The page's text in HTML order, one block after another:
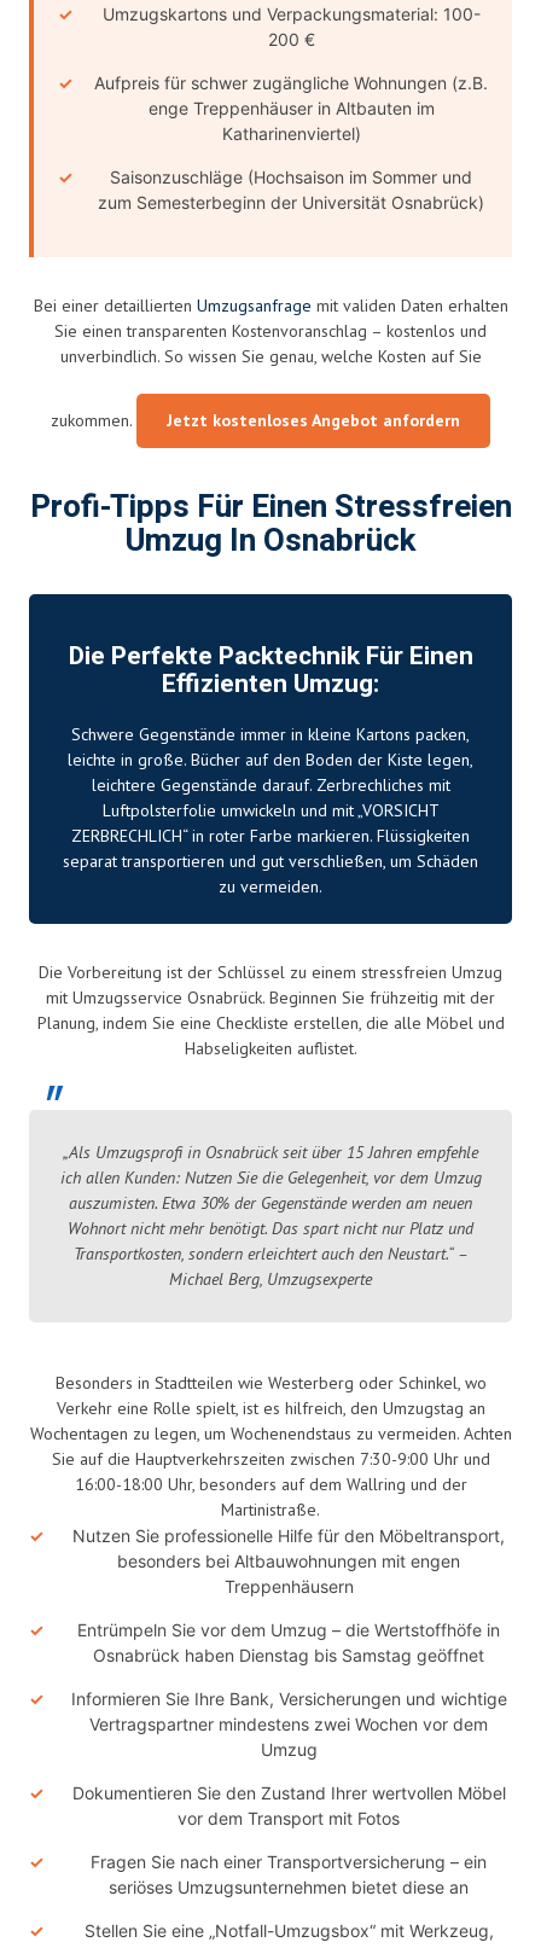
Umzugskartons und Verpackungsmaterial: 100-
200 €
Aufpreis für schwer zugängliche Wohnungen (z.B.
enge Treppenhäuser in Altbauten im
Katharinenviertel)
Saisonzuschläge (Hochsaison im Sommer und
zum Semesterbeginn der Universität Osnabrück)
Bei einer detaillierten Umzugsanfrage mit validen Daten erhalten
Sie einen transparenten Kostenvoranschlag – kostenlos und
unverbindlich. So wissen Sie genau, welche Kosten auf Sie
zukommen. Jetzt kostenloses Angebot anfordern
Profi-Tipps Für Einen Stressfreien
Umzug In Osnabrück
Die Perfekte Packtechnik Für Einen
Effizienten Umzug:
Schwere Gegenstände immer in kleine Kartons packen,
leichte in große. Bücher auf den Boden der Kiste legen,
leichtere Gegenstände darauf. Zerbrechliches mit
Luftpolsterfolie umwickeln und mit „VORSICHT
ZERBRECHLICH“ in roter Farbe markieren. Flüssigkeiten
separat transportieren und gut verschließen, um Schäden
zu vermeiden.
Die Vorbereitung ist der Schlüssel zu einem stressfreien Umzug
mit Umzugsservice Osnabrück. Beginnen Sie frühzeitig mit der
Planung, indem Sie eine Checkliste erstellen, die alle Möbel und
Habseligkeiten auflistet.
„Als Umzugsprofi in Osnabrück seit über 15 Jahren empfehle
ich allen Kunden: Nutzen Sie die Gelegenheit, vor dem Umzug
auszumisten. Etwa 30% der Gegenstände werden am neuen
Wohnort nicht mehr benötigt. Das spart nicht nur Platz und
Transportkosten, sondern erleichtert auch den Neustart.“ –
Michael Berg, Umzugsexperte
Besonders in Stadtteilen wie Westerberg oder Schinkel, wo
Verkehr eine Rolle spielt, ist es hilfreich, den Umzugstag an
Wochentagen zu legen, um Wochenendstaus zu vermeiden. Achten
Sie auf die Hauptverkehrszeiten zwischen 7:30-9:00 Uhr und
16:00-18:00 Uhr, besonders auf dem Wallring und der
Martinistraße.
Nutzen Sie professionelle Hilfe für den Möbeltransport,
besonders bei Altbauwohnungen mit engen
Treppenhäusern
Entrümpeln Sie vor dem Umzug – die Wertstoffhöfe in
Osnabrück haben Dienstag bis Samstag geöffnet
Informieren Sie Ihre Bank, Versicherungen und wichtige
Vertragspartner mindestens zwei Wochen vor dem
Umzug
Dokumentieren Sie den Zustand Ihrer wertvollen Möbel
vor dem Transport mit Fotos
Fragen Sie nach einer Transportversicherung – ein
seriöses Umzugsunternehmen bietet diese an
Stellen Sie eine „Notfall-Umzugsbox“ mit Werkzeug,